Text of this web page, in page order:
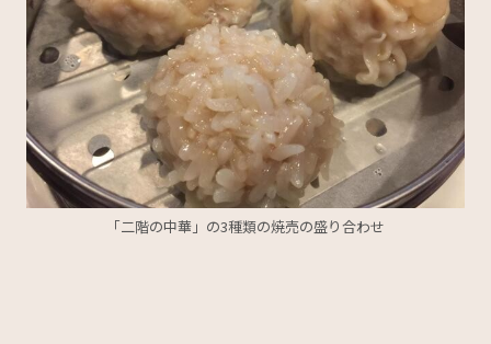
「二階の中華」の3種類の焼売の盛り合わせ